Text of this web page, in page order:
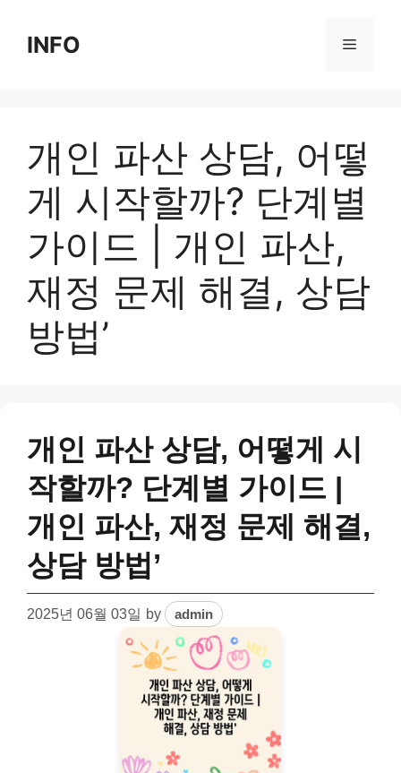
contentINFO Menu
개인 파산 상담, 어떻
게 시작할까? 단계별
가이드 | 개인 파산,
재정 문제 해결, 상담
방법’
개인 파산 상담, 어떻게 시
작할까? 단계별 가이드 |
개인 파산, 재정 문제 해결,
상담 방법’
2025년 06월 03일 by admin